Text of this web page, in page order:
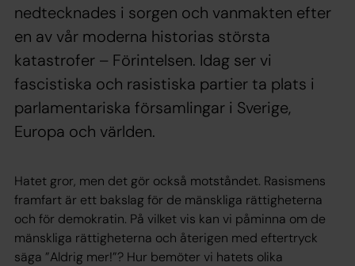
nedtecknades i sorgen och vanmakten efter
en av vår moderna historias största
katastrofer – Förintelsen. Idag ser vi
fascistiska och rasistiska partier ta plats i
parlamentariska församlingar i Sverige,
Europa och världen.
Hatet gror, men det gör också motståndet. Rasismens
framfart är ett bakslag för de mänskliga rättigheterna
och för demokratin. På vilket vis kan vi påminna om de
mänskliga rättigheterna och återigen med eftertryck
säga ”Aldrig mer!”? Hur bemöter vi hatets olika